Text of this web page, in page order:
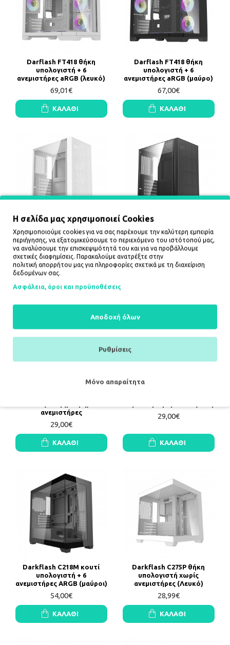
Darflash FT418 θήκη
υπολογιστή + 6
ανεμιστήρες aRGB (λευκό)
69,01€
ΚΑΛΆΘΙ
Darflash FT418 θήκη
υπολογιστή + 6
ανεμιστήρες aRGB (μαύρο)
67,00€
ΚΑΛΆΘΙ
Darkflash A290 θήκη
υπολογιστή (λευκή)
23,99€
ΚΑΛΆΘΙ
Darkflash A290 θήκη
υπολογιστή (μαύρη)
22,00€
ανεμιστήρες
29,00€
ΚΑΛΆΘΙ
29,00€
ΚΑΛΆΘΙ
Darkflash C218M κουτί
υπολογιστή + 6
ανεμιστήρες ARGB (μαύροι)
54,00€
ΚΑΛΆΘΙ
Darkflash C275P θήκη
υπολογιστή χωρίς
ανεμιστήρες (Λευκό)
28,99€
ΚΑΛΆΘΙ
Η σελίδα μας χρησιμοποιεί Cookies
Χρησιμοποιούμε cookies για να σας παρέχουμε την καλύτερη εμπειρία
περιήγησης, να εξατομικεύσουμε το περιεχόμενο του ιστότοπού μας,
να αναλύσουμε την επισκεψιμότητά του και για να προβάλλουμε
σχετικές διαφημίσεις. Παρακαλούμε ανατρέξτε στην
πολιτική απορρήτου μας για πληροφορίες σχετικά με τη διαχείριση
δεδομένων σας.
Ασφάλεια, όροι και προϋποθέσεις
Αποδοχή όλων
Ρυθμίσεις
Μόνο απαραίτητα